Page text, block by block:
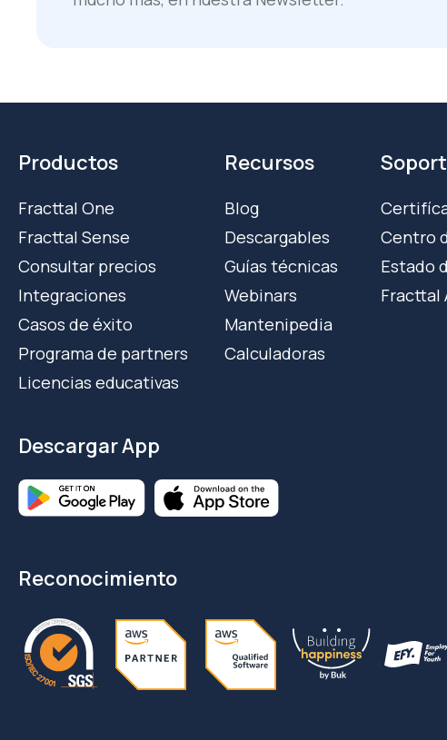
Productos
Fracttal One
Fracttal Sense
Consultar precios
Integraciones
Casos de éxito
Programa de partners
Licencias educativas
Recursos
Blog
Descargables
Guías técnicas
Webinars
Mantenipedia
Calculadoras
Centro
Estado
Fracttal
Descargar App
Reconocimiento